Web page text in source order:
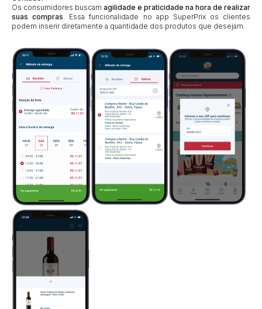
Os consumidores buscam agilidade e praticidade na hora de realizar
suas compras . Essa funcionalidade no app SuperPrix os clientes
podem inserir diretamente a quantidade dos produtos que desejam.